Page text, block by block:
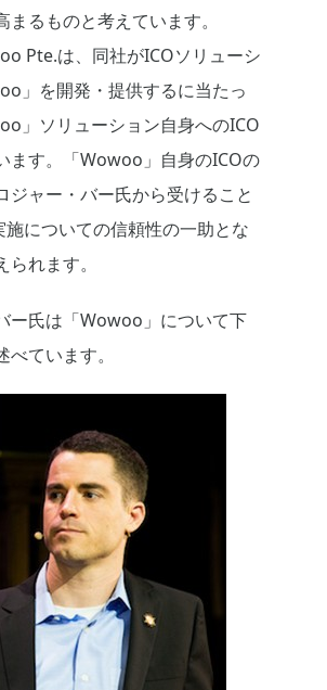
まるものと考えています。
Pte.は、同社がICOソリューシ
」を開発・提供するに当たっ
」ソリューション自身へのICO
ます。「Wowoo」自身のICOの
ジャー・バー氏から受けること
施についての信頼性の一助とな
れます。
ー氏は「Wowoo」について下
ています。